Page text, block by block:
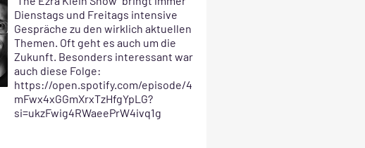
Dienstags und Freitags intensive
Gespräche zu den wirklich aktuellen
Themen. Oft geht es auch um die
Zukunft. Besonders interessant war
auch diese Folge:
https://open.spotify.com/episode/4
mFwx4xGGmXrxTzHfgYpLG?
si=ukzFwig4RWaeePrW4ivq1g